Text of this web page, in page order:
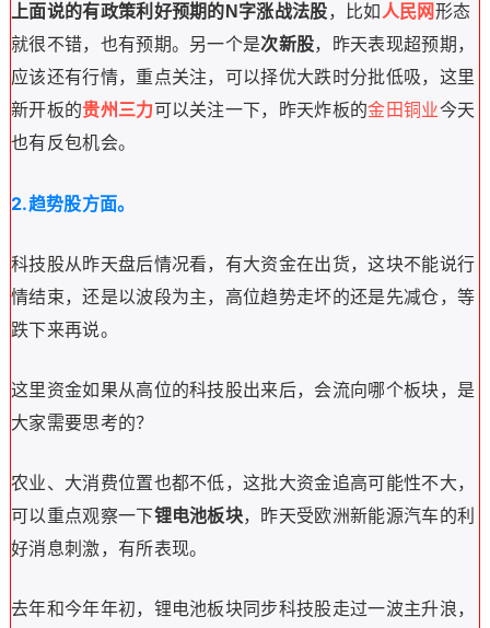
上面说的有政策利好预期的N字涨战法股，比如 人民网形态
就很不错，也有预期。 另一个是次新股，昨天表现超预期，
应该还有行情，重点关注，可以择优大跌时分批低吸，这里
新开板的贵州三力可以关注一下，昨天炸板的金田铜业今天
也有反包机会。
2.趋势股方面。
科技股从昨天盘后情况看，有大资金在出货，这块不能说行
情结束，还是以波段为主，高位趋势走坏的还是先减仓，等
跌下来再说。
这里资金如果从高位的科技股出来后，会流向哪个板块，是
大家需要思考的？
农业、大消费位置也都不低，这批大资金追高可能性不大，
可以重点观察一下锂电池板块，昨天受欧洲新能源汽车的利
好消息刺激，有所表现。
去年和今年年初，锂电池板块同步科技股走过一波主升浪，